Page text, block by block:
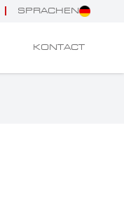
SPRACHEN
KONTACT